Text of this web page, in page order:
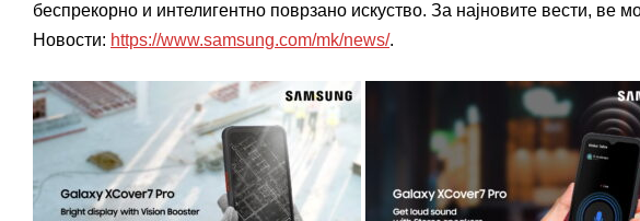
беспрекорно и интелигентно поврзано искуство. За најновите вести, ве
Новости: https://www.samsung.com/mk/news/.